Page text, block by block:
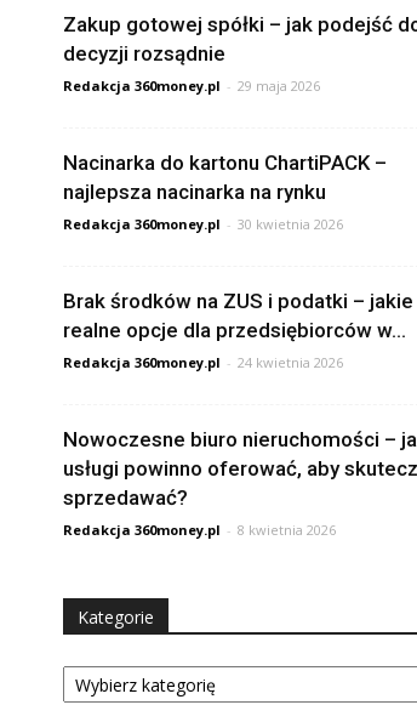
Zakup gotowej spółki – jak podejść
decyzji rozsądnie
Redakcja 360money.pl - 29 maja 2026
Nacinarka do kartonu ChartiPACK –
najlepsza nacinarka na rynku
Redakcja 360money.pl - 30 kwietnia 2026
Brak środków na ZUS i podatki – jakie
realne opcje dla przedsiębiorców w...
Redakcja 360money.pl - 24 kwietnia 2026
Nowoczesne biuro nieruchomości –
usługi powinno oferować, aby
sprzedawać?
Redakcja 360money.pl - 8 kwietnia 2026
Kategorie
Kategorie